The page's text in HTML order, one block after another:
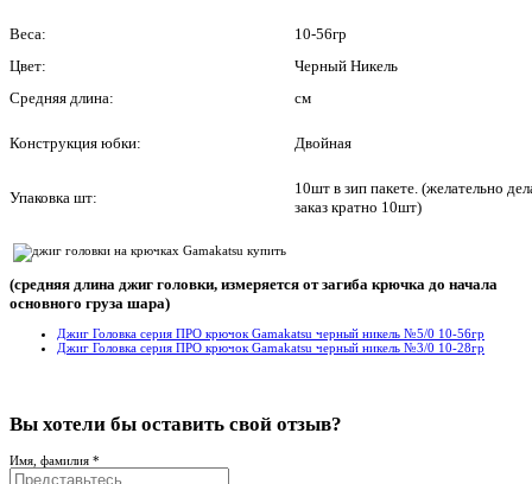
Веса:
10-56гр
Цвет:
Черный Никель
Средняя длина:
см
Конструкция юбки: Двойная
Упаковка шт:
10шт в зип пакете. (желательно
заказ кратно 10шт)
(средняя длина джиг головки, измеряется от загиба крючка до начала
основного груза шара)
Джиг Головка серия ПРО крючок Gamakatsu черный никель №5/0 10-56гр
Джиг Головка серия ПРО крючок Gamakatsu черный никель №3/0 10-28гр
Вы хотели бы оставить свой отзыв?
Имя, фамилия *